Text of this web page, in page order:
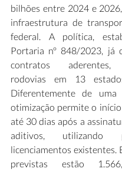
bilhões entre 2024 e
infraestrutura de
federal. A política,
Portaria nº 848/2023, já
contratos aderentes,
rodovias em 13
Diferentemente de uma
otimização permite o
até 30 dias após a
aditivos, utilizando
licenciamentos existentes.
previstas estão